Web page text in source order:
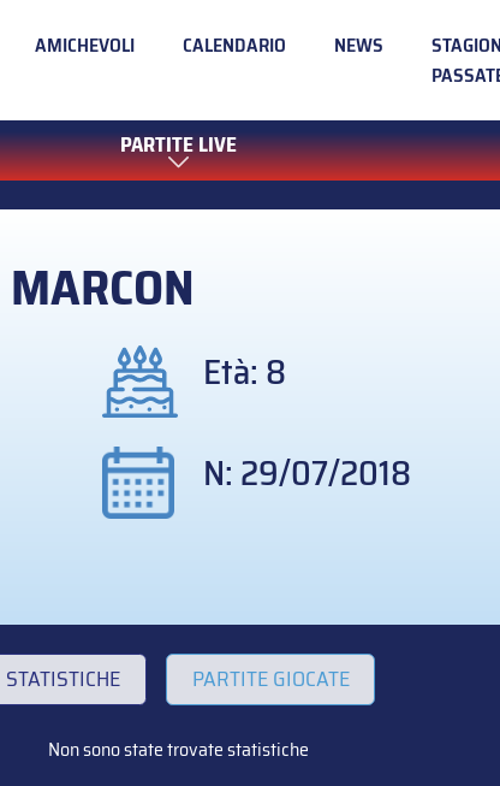
AMICHEVOLI CALENDARIO NEWS
PARTITE LIVE
MARCON
Età: 8
N: 29/07/2018
STATISTICHE PARTITE GIOCATE
Non sono state trovate statistiche